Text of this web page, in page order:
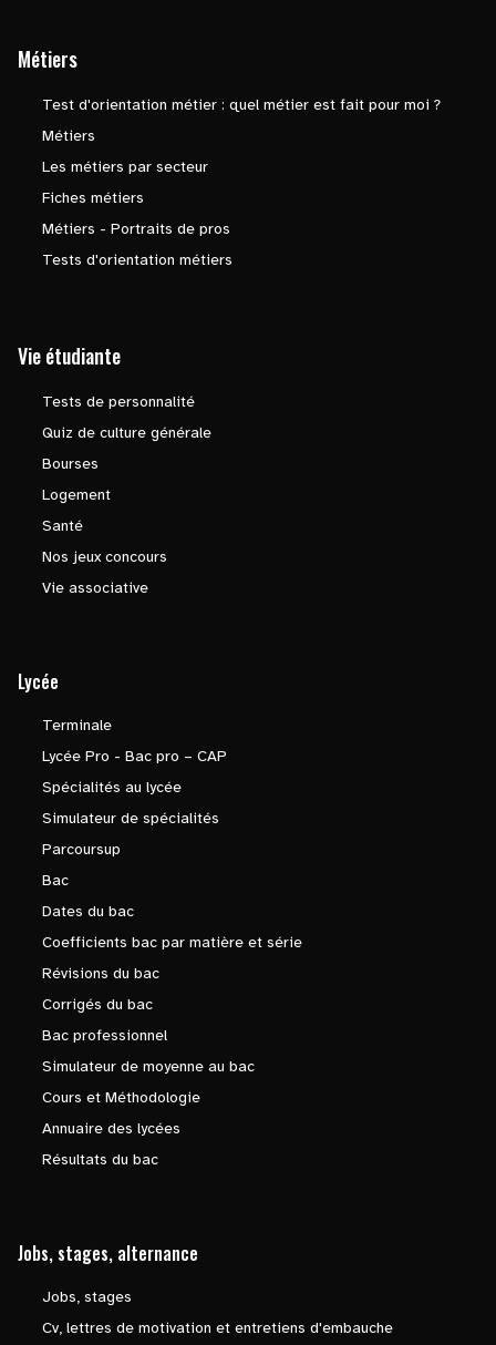
Métiers
Test d'orientation métier : quel métier est fait pour moi ?
Métiers
Les métiers par secteur
Fiches métiers
Métiers - Portraits de pros
Tests d'orientation métiers
Vie étudiante
Tests de personnalité
Quiz de culture générale
Bourses
Logement
Santé
Nos jeux concours
Vie associative
Lycée
Terminale
Lycée Pro - Bac pro – CAP
Spécialités au lycée
Simulateur de spécialités
Parcoursup
Bac
Dates du bac
Coefficients bac par matière et série
Révisions du bac
Corrigés du bac
Bac professionnel
Simulateur de moyenne au bac
Cours et Méthodologie
Annuaire des lycées
Résultats du bac
Jobs, stages, alternance
Jobs, stages
Cv, lettres de motivation et entretiens d'embauche